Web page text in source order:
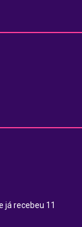
já recebeu 11